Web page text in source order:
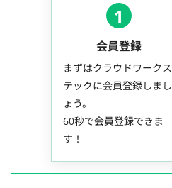
1
会員登録
まずはクラウドワークス
テックに会員登録しまし
ょう。
60秒で会員登録できま
す！